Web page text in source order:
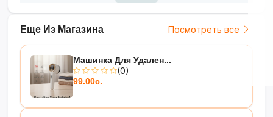
Еще Из Магазина Посмотреть все
Машинка Для Удален...
(0)
99.00с.